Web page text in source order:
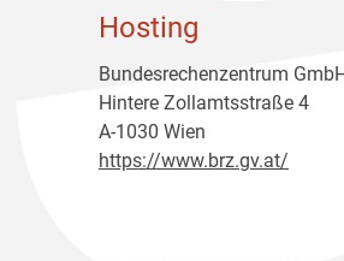
Hosting
Bundesrechenzentrum
Hintere Zollamtsstraße 4
A-1030 Wien
https://www.brz.gv.at/